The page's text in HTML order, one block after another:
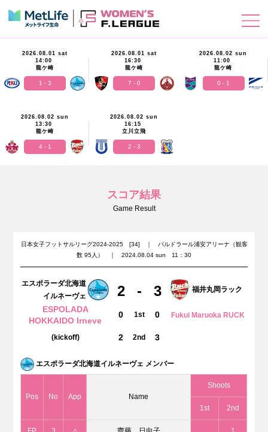
2026.08.01 sat
14:00
龍ケ崎
1 - 3
2026.08.01 sat
16:30
龍ケ崎
7 - 0
2026.08.02 sun
11:00
龍ケ崎
0 - 1
2026.08.02 sun
13:30
龍ケ崎
4 - 1
2026.08.02 sun
16:15
立川立飛
2 - 3
スコア結果
Game Result
日本女子フットサルリーグ2024-2025 [34] ｜ バルドラール浦安アリーナ（観客
数 95人） ｜ 2024.08.04 sun 11：30
エスポラーダ北海道
イルネーヴェ
2 - 3 福井丸岡ラック
ESPOLADA
HOKKAIDO Irneve
0 1st 0 Fukui Maruoka RUCK
(kickoff) 2 2nd 3
エスポラーダ北海道イルネーヴェ メンバー
Pos No App Name
Shoots
1st 2nd